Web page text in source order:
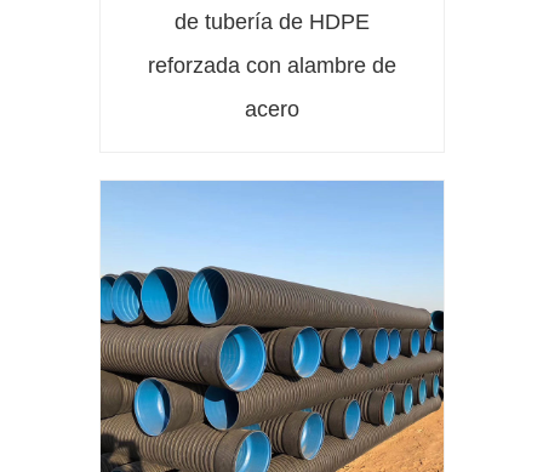
de tubería de HDPE
reforzada con alambre de
acero